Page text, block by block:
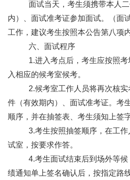
面试当天，考生须携带本人
内）、面试准考证参加面试。（面
工作，建议考生按照本公告第八项
六、面试程序
1.进入考点后，考生应按照
入相应的候考室候考。
2.候考室工作人员将再次核
件（有效期内）、面试准考证。考
顺序，并在抽签表、考生须知上签
3.考生按照抽签顺序，在工
试室，按要求作答。
4.考生面试结束后到场外等
绩通知单上签名确认后，按指定路